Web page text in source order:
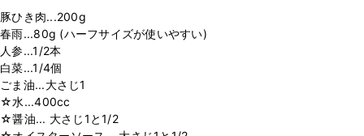
豚ひき肉...200g
春雨...80g (ハーフサイズが使いやすい)
人参...1/2本
白菜...1/4個
ごま油...大さじ1
☆水...400cc
☆醤油... 大さじ1と1/2